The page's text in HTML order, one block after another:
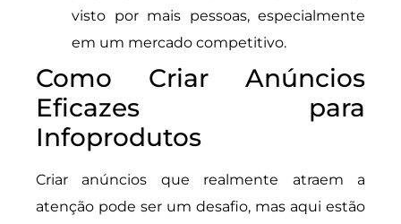
visto por mais pessoas, especialmente
em um mercado competitivo.
Como Criar Anúncios
Eficazes para
Infoprodutos
Criar anúncios que realmente atraem a
atenção pode ser um desafio, mas aqui estão